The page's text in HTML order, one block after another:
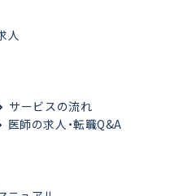
人
サービスの流れ
医師の求人・転職Q&A